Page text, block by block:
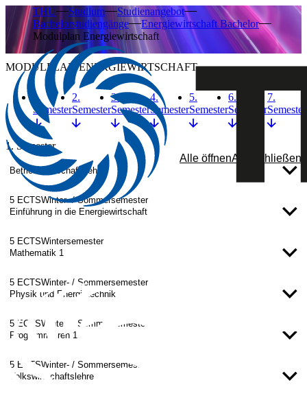
THU Studium
Studienangebot
Bachelorstudiengänge
Energiewirtschaft Bachelor
Modulplan Energiewirtschaft
MODULPLAN ENERGIEWIRTSCHAFT
1.
Semester
2.
Semester
3.
Semester
4.
Semester
5.
Semester
6.
Semester
7.
Semester
1. Semester
Alle öffnenAlle schließen
Betriebswirtschaftslehre
5 ECTSWinter- / Sommersemester
Einführung in die Energiewirtschaft
5 ECTSWintersemester
Mathematik 1
5 ECTSWinter- / Sommersemester
Physik und Energietechnik
5 ECTSWinter- / Sommersemester
Programmieren 1
5 ECTSWinter- / Sommersemester
Volkswirtschaftslehre